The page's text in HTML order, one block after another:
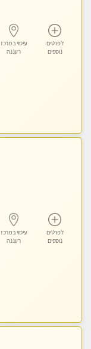
לפרטים
נוספים
עיסוי במרכז
רעננה
לפרטים
נוספים
עיסוי במרכז
רעננה